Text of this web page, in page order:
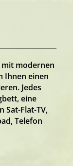
modernen
Ihnen einen
Jedes
eine
Sat-Flat-TV,
Telefon